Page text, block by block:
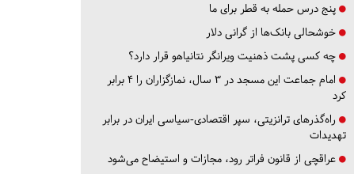
پنج درس‌ حمله به قطر برای ما
خوشحالی بانک‌ها از گرانی دلار
چه کسی پشت ذهنیت ویرانگر نتانیاهو قرار دارد؟
امام جماعت این مسجد در ۳ سال، نمازگزاران را ۴ برابر
کرد
راه‌گذرهای ترانزیتی، سپر اقتصادی-سیاسی ایران در برابر
تهدیدات
عراقچی از قانون فراتر رود، مجازات و استیضاح می‌شود